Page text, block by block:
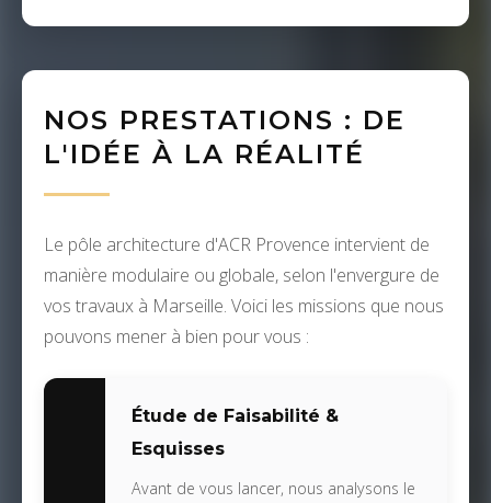
NOS PRESTATIONS : DE
L'IDÉE À LA RÉALITÉ
Le pôle architecture d'ACR Provence intervient de
manière modulaire ou globale, selon l'envergure de
vos travaux à Marseille. Voici les missions que nous
pouvons mener à bien pour vous :
Étude de Faisabilité &
Esquisses
Avant de vous lancer, nous analysons le